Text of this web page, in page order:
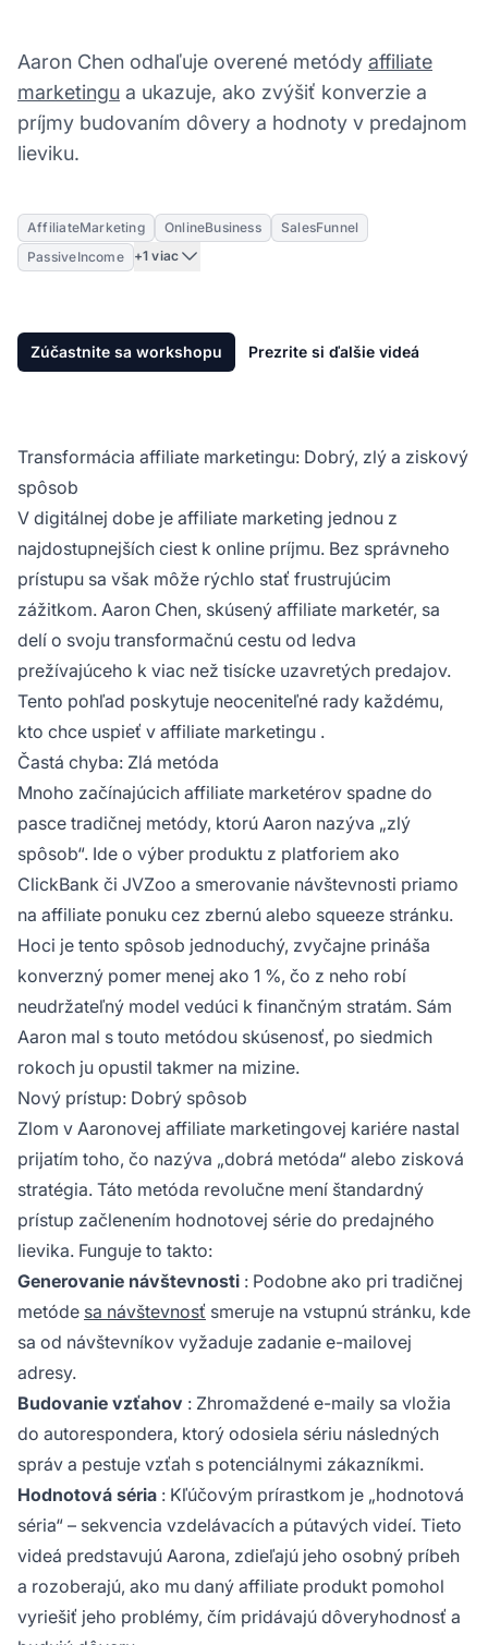
Aaron Chen odhaľuje overené metódy affiliate
marketingu a ukazuje, ako zvýšiť konverzie a
príjmy budovaním dôvery a hodnoty v predajnom
lieviku.
AffiliateMarketing OnlineBusiness
SalesFunnel
PassiveIncome
+1 viac
Zúčastnite sa workshopu Prezrite si ďalšie videá
Transformácia affiliate marketingu: Dobrý, zlý a ziskový
spôsob
V digitálnej dobe je affiliate marketing jednou z
najdostupnejších ciest k online príjmu. Bez správneho
prístupu sa však môže rýchlo stať frustrujúcim
zážitkom. Aaron Chen, skúsený affiliate marketér, sa
delí o svoju transformačnú cestu od ledva
prežívajúceho k viac než tisícke uzavretých predajov.
Tento pohľad poskytuje neoceniteľné rady každému,
kto chce uspieť v affiliate marketingu .
Častá chyba: Zlá metóda
Mnoho začínajúcich affiliate marketérov spadne do
pasce tradičnej metódy, ktorú Aaron nazýva „zlý
spôsob“. Ide o výber produktu z platforiem ako
ClickBank či JVZoo a smerovanie návštevnosti priamo
na affiliate ponuku cez zbernú alebo squeeze stránku.
Hoci je tento spôsob jednoduchý, zvyčajne prináša
konverzný pomer menej ako 1 %, čo z neho robí
neudržateľný model vedúci k finančným stratám. Sám
Aaron mal s touto metódou skúsenosť, po siedmich
rokoch ju opustil takmer na mizine.
Nový prístup: Dobrý spôsob
Zlom v Aaronovej affiliate marketingovej kariére nastal
prijatím toho, čo nazýva „dobrá metóda“ alebo zisková
stratégia. Táto metóda revolučne mení štandardný
prístup začlenením hodnotovej série do predajného
lievika. Funguje to takto:
Generovanie návštevnosti : Podobne ako pri tradičnej
metóde sa návštevnosť smeruje na vstupnú stránku, kde
sa od návštevníkov vyžaduje zadanie e-mailovej
adresy.
Budovanie vzťahov : Zhromaždené e-maily sa vložia
do autorespondera, ktorý odosiela sériu následných
správ a pestuje vzťah s potenciálnymi zákazníkmi.
Hodnotová séria : Kľúčovým prírastkom je „hodnotová
séria“ – sekvencia vzdelávacích a pútavých videí. Tieto
videá predstavujú Aarona, zdieľajú jeho osobný príbeh
a rozoberajú, ako mu daný affiliate produkt pomohol
vyriešiť jeho problémy, čím pridávajú dôveryhodnosť a